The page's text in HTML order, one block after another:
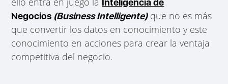
Inteligencia de
Negocios (Business Intelligente)que no es más
que convertir los datos en conocimiento y este
conocimiento en acciones para crear la ventaja
competitiva del negocio.